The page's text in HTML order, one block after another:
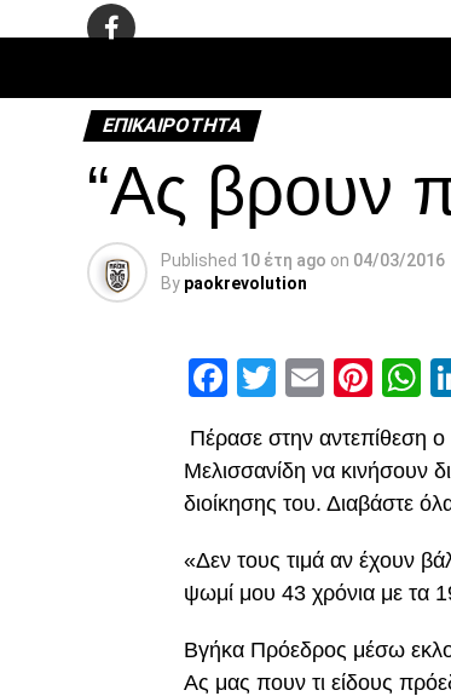
ΕΠΙΚΑΙΡΌΤΗΤΑ
“Ας βρουν
Published 10 έτη ago on 04/03/2016
By paokrevolution
Facebook
Twitter
Email
Πέρασε στην αντεπίθεση
Μελισσανίδη να κινήσουν
διοίκησης του. Διαβάστε
«Δεν τους τιμά αν έχουν
ψωμί μου 43 χρόνια με τα
Βγήκα Πρόεδρος μέσω
Ας μας πουν τι είδους